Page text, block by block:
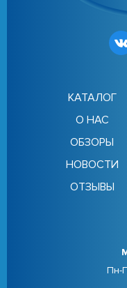
КАТАЛОГ
О НАС
ОБЗОРЫ
НОВОСТИ
ОТЗЫВЫ
Пн-